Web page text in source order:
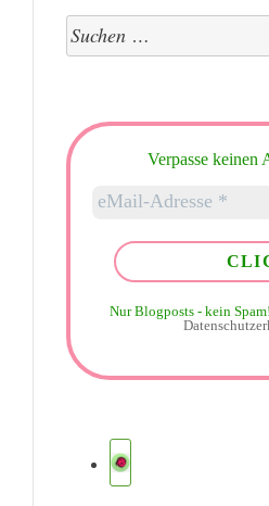
Suchen
nach:
Verpasse keinen
Nur Blogposts - kein Spam!